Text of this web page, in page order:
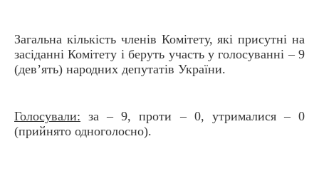
Загальна кількість членів Комітету, які присутні на
засіданні Комітету і беруть участь у голосуванні – 9
(дев’ять) народних депутатів України.
Голосували: за – 9, проти – 0, утрималися – 0
(прийнято одноголосно).